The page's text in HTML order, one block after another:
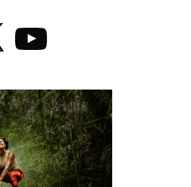
YouTube